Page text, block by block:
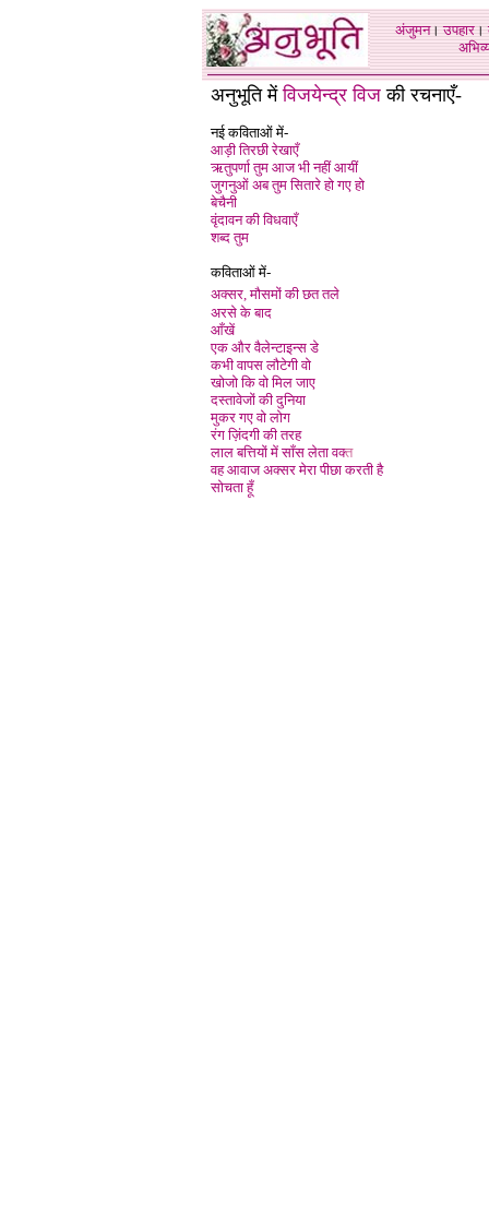
अंजुमन।उपहार।
अनुभूति मेंविजयेन्द्र विज की रचनाएँ-
नई कविताओं में-
आड़ी तिरछी रेखाएँ
ऋतुपर्णा तुम आज भी नहीं आयीं
जुगनुओं अब तुम सितारे हो गए हो
बेचैनी
वृंदावन की विधवाएँ
शब्द तुम
कविताओं में-
अक्सर, मौसमों की छत तले
अरसे के बाद
आँखें
एक और वैलेन्टाइन्स डे
कभी वापस लौटेगी वो
खोजो कि वो मिल जाए
दस्तावेजों की दुनिया
मुकर गए वो लोग
रंग ज़िंदगी की तरह
लाल बत्तियों में साँस लेता वक्त
वह आवाज अक्सर मेरा पीछा करती है
सोचता हूँ